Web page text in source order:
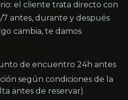
el cliente trata directo con
antes, durante y después
cambia, te damos
de encuentro 24h antes
según condiciones de la
antes de reservar)